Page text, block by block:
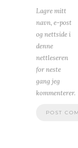
Lagre mitt
navn, e-post
og nettside i
denne
nettleseren
for neste
gang jeg
kommenterer.